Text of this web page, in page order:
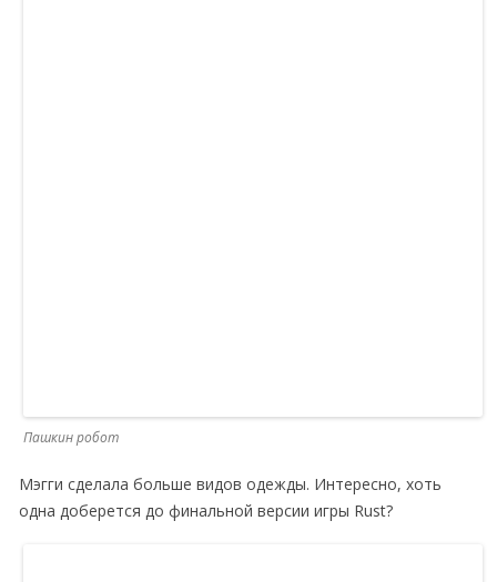
Пашкин робот
Мэгги сделала больше видов одежды. Интересно, хоть
одна доберется до финальной версии игры Rust?